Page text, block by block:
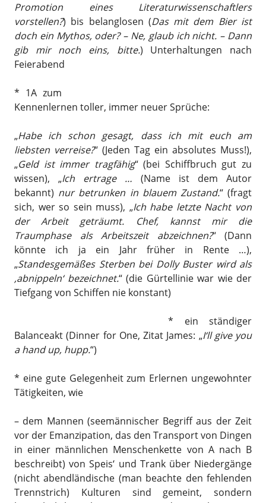
Promotion eines Literaturwissenschaftlers
vorstellen?) bis belanglosen (Das mit dem Bier ist
doch ein Mythos, oder? – Ne, glaub ich nicht. – Dann
gib mir noch eins, bitte.) Unterhaltungen nach
Feierabend
* 1A zum
Kennenlernen toller, immer neuer Sprüche:
„Habe ich schon gesagt, dass ich mit euch am
liebsten verreise?“ (Jeden Tag ein absolutes Muss!),
„Geld ist immer tragfähig“ (bei Schiffbruch gut zu
wissen), „Ich ertrage … (Name ist dem Autor
bekannt) nur betrunken in blauem Zustand.“ (fragt
sich, wer so sein muss), „Ich habe letzte Nacht von
der Arbeit geträumt. Chef, kannst mir die
Traumphase als Arbeitszeit abzeichnen?“ (Dann
könnte ich ja ein Jahr früher in Rente …),
„Standesgemäßes Sterben bei Dolly Buster wird als
‚abnippeln‘ bezeichnet.“ (die Gürtellinie war wie der
Tiefgang von Schiffen nie konstant)
* ein ständiger
Balanceakt (Dinner for One, Zitat James: „I‘ll give you
a hand up, hupp.“)
* eine gute Gelegenheit zum Erlernen ungewohnter
Tätigkeiten, wie
– dem Mannen (seemännischer Begriff aus der Zeit
vor der Emanzipation, das den Transport von Dingen
in einer männlichen Menschenkette von A nach B
beschreibt) von Speis‘ und Trank über Niedergänge
(nicht abendländische (man beachte den fehlenden
Trennstrich) Kulturen sind gemeint, sondern